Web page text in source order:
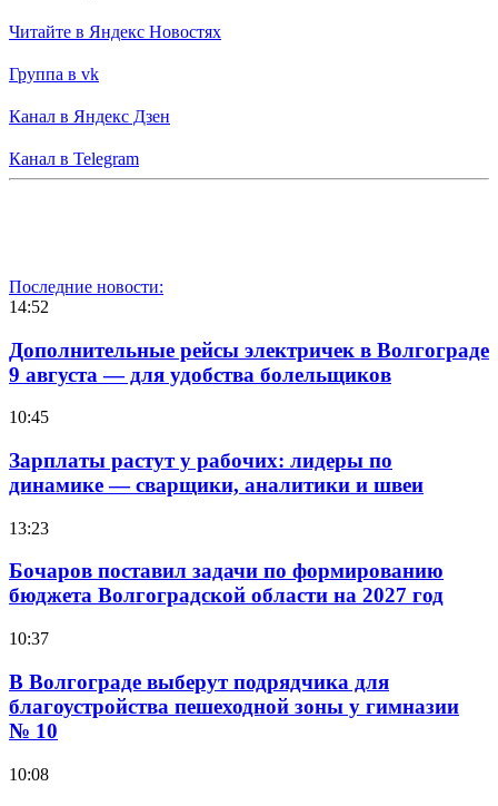
Читайте в Яндекс Новостях
Группа в vk
Канал в Яндекс Дзен
Канал в Telegram
Последние новости:
14:52
Дополнительные рейсы электричек в Волгограде
9 августа — для удобства болельщиков
10:45
Зарплаты растут у рабочих: лидеры по
динамике — сварщики, аналитики и швеи
13:23
Бочаров поставил задачи по формированию
бюджета Волгоградской области на 2027 год
10:37
В Волгограде выберут подрядчика для
благоустройства пешеходной зоны у гимназии
№ 10
10:08